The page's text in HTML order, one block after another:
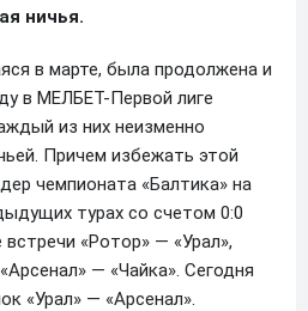
ничья.
в марте, была продолжена и
в МЕЛБЕТ-Первой лиге
из них неизменно
Причем избежать этой
чемпионата «Балтика» на
турах со счетом 0:0
«Ротор» — «Урал»,
— «Чайка». Сегодня
«Урал» — «Арсенал».